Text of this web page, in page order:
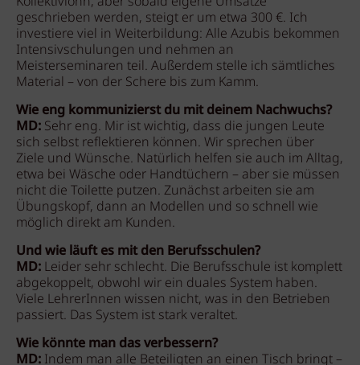
geschrieben werden, steigt er um etwa 300 €. Ich
investiere viel in Weiterbildung: Alle Azubis bekommen
Intensivschulungen und nehmen an
Meisterseminaren teil. Außerdem stelle ich sämtliches
Material – von der Schere bis zum Kamm.
Wie eng kommunizierst du mit deinem Nachwuchs?
MD: Sehr eng. Mir ist wichtig, dass die jungen Leute
sich selbst reflektieren können. Wir sprechen über
Ziele und Wünsche. Natürlich helfen sie auch im Alltag,
etwa bei Wäsche oder Handtüchern – aber sie müssen
nicht die Toilette putzen. Zunächst arbeiten sie am
Übungskopf, dann an Modellen und so schnell wie
möglich direkt am Kunden.
Und wie läuft es mit den Berufsschulen?
MD: Leider sehr schlecht. Die Berufsschule ist komplett
abgekoppelt, obwohl wir ein duales System haben.
Viele LehrerInnen wissen nicht, was in den Betrieben
passiert. Das System ist stark veraltet.
Wie könnte man das verbessern?
MD: Indem man alle Beteiligten an einen Tisch bringt –